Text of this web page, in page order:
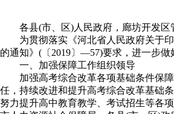
各县(市、区)人民政府，廊坊开发区
为贯彻落实《河北省人民政府关于
的通知》(〔2019〕—57)要求，进一步
一、加强保障工作组织领导
加强高考综合改革各项基础条件保
任，持续改进和提升高考综合改革基础
努力提升高中教育教学、考试招生等各